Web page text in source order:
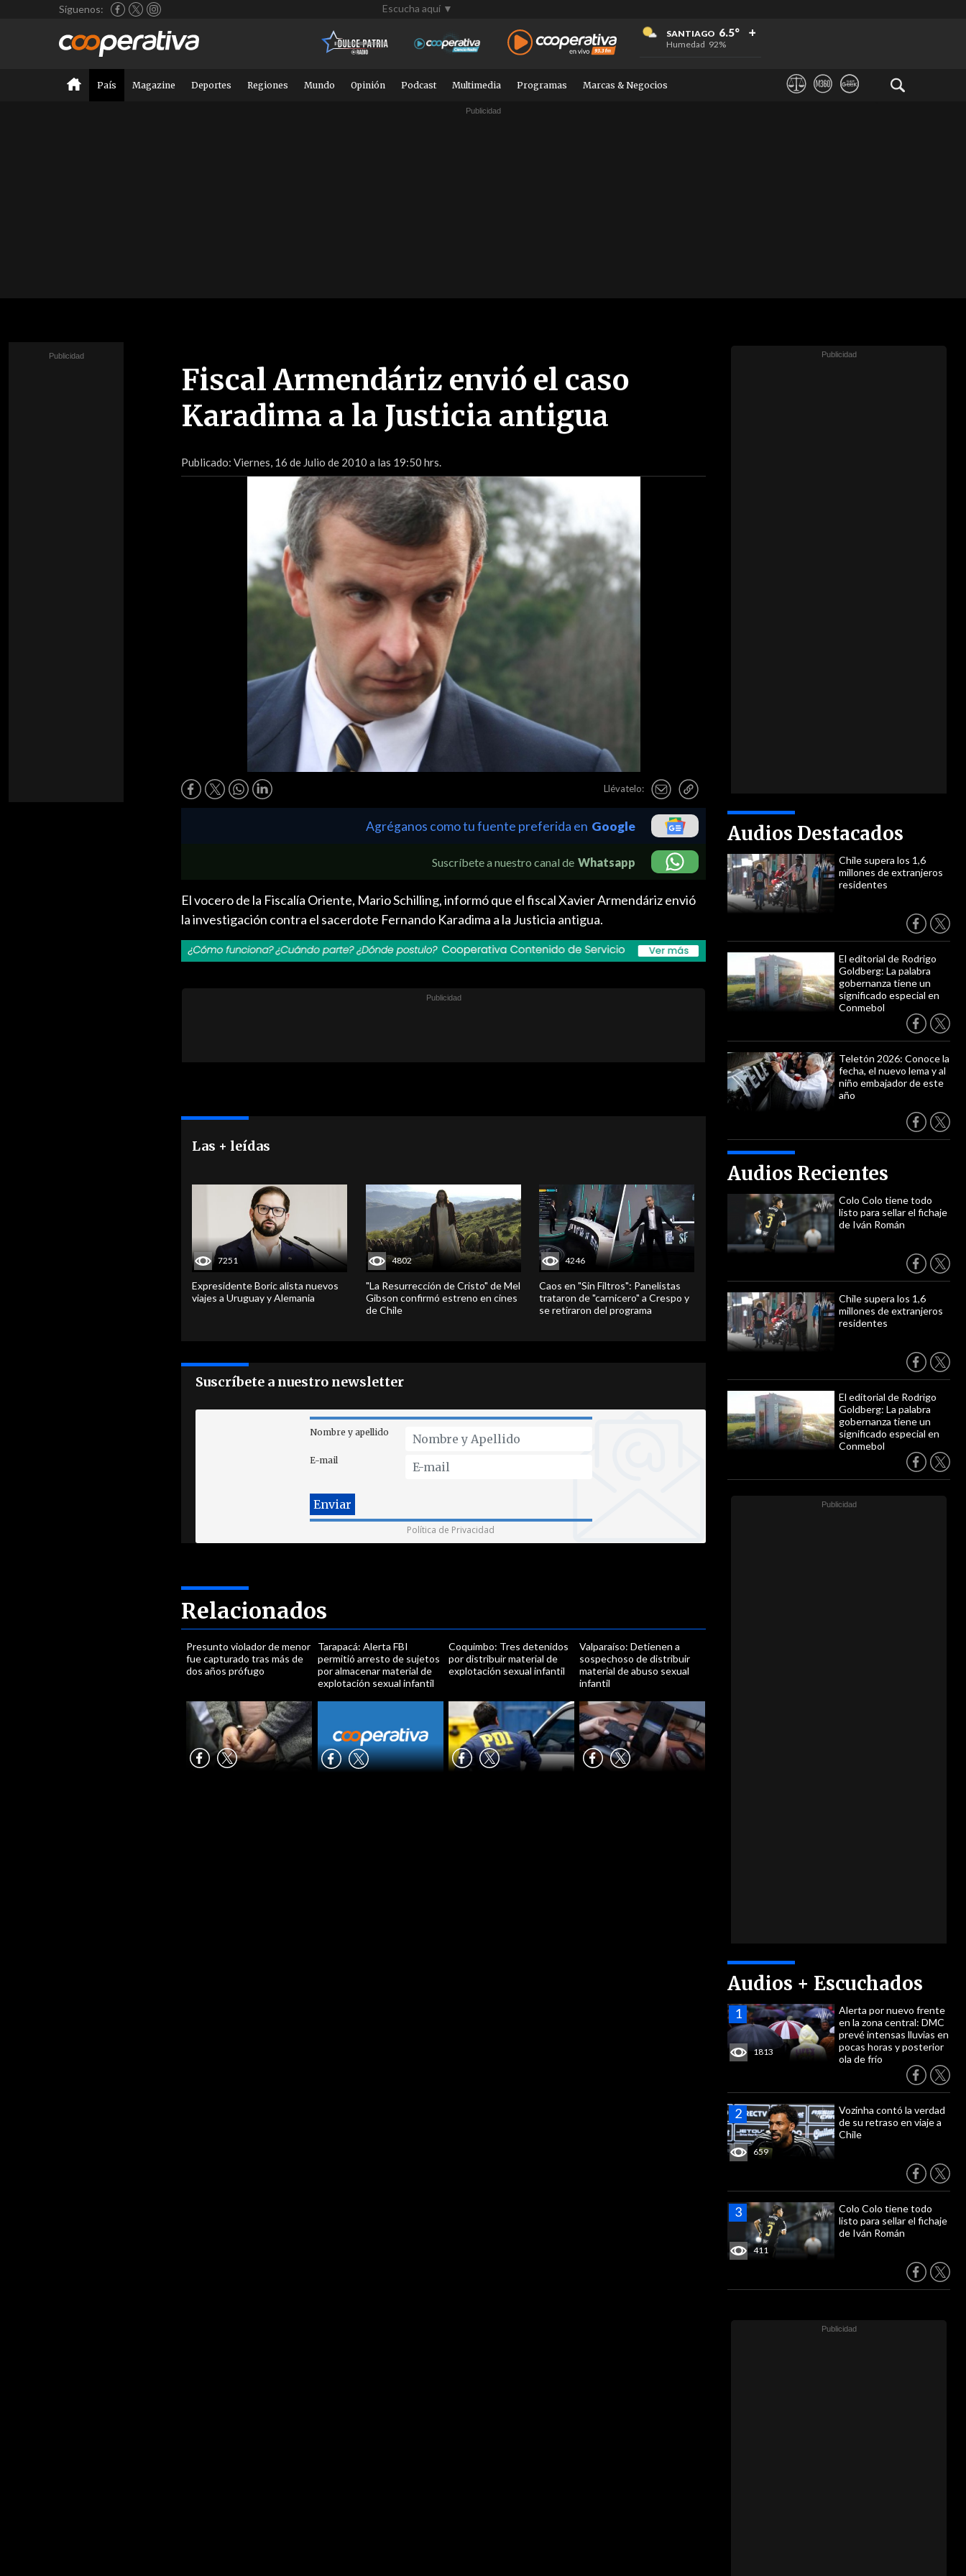
Síguenos: Escucha aquí ▼
SANTIAGO 6.5°
Humedad 92%
+
+
+
País Magazine Deportes Regiones Mundo Opinión Podcast Multimedia Programas Marcas & Negocios
Fiscal Armendáriz envió el caso
Karadima a la Justicia antigua
Publicado: Viernes, 16 de Julio de 2010 a las 19:50 hrs.
Llévatelo:
Audios Destacados
Chile supera los 1,6
millones de extranjeros
residentes
El editorial de Rodrigo
Goldberg: La palabra
gobernanza tiene un
significado especial en
Conmebol
Teletón 2026: Conoce la
fecha, el nuevo lema y al
niño embajador de este
año
Audios Recientes
Colo Colo tiene todo
listo para sellar el fichaje
de Iván Román
Chile supera los 1,6
millones de extranjeros
residentes
El editorial de Rodrigo
Goldberg: La palabra
gobernanza tiene un
significado especial en
Conmebol
Audios + Escuchados
1813
Alerta por nuevo frente
en la zona central: DMC
prevé intensas lluvias en
pocas horas y posterior
ola de frío
659
Vozinha contó la verdad
de su retraso en viaje a
Chile
411
Colo Colo tiene todo
listo para sellar el fichaje
de Iván Román
Agréganos como tu fuente preferida en Google
Suscríbete a nuestro canal de Whatsapp
El vocero de la Fiscalía Oriente, Mario Schilling, informó que el fiscal Xavier Armendáriz envió
la investigación contra el sacerdote Fernando Karadima a la Justicia antigua.
Las + leídas
7251
Expresidente Boric alista nuevos
viajes a Uruguay y Alemania
4802
"La Resurrección de Cristo" de Mel
Gibson confirmó estreno en cines
de Chile
4246
Caos en "Sin Filtros": Panelistas
trataron de "carnicero" a Crespo y
se retiraron del programa
Suscríbete a nuestro newsletter
Nombre y apellido
E-mail
Política de Privacidad
Relacionados
Presunto violador de menor
fue capturado tras más de
dos años prófugo
Tarapacá: Alerta FBI
permitió arresto de sujetos
por almacenar material de
explotación sexual infantil
Coquimbo: Tres detenidos
por distribuir material de
explotación sexual infantil
Valparaíso: Detienen a
sospechoso de distribuir
material de abuso sexual
infantil